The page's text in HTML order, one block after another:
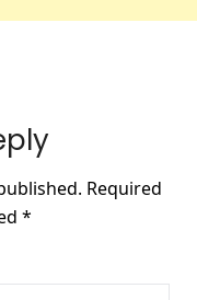
Required
*